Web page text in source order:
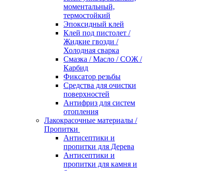
моментальный,
термостойкий
Эпоксидный клей
Клей под пистолет /
Жидкие гвозди /
Холодная сварка
Смазка / Масло / СОЖ /
Карбид
Фиксатор резьбы
Средства для очистки
поверхностей
Антифриз для систем
отопления
Лакокрасочные материалы /
Пропитки
Антисептики и
пропитки для Дерева
Антисептики и
пропитки для камня и